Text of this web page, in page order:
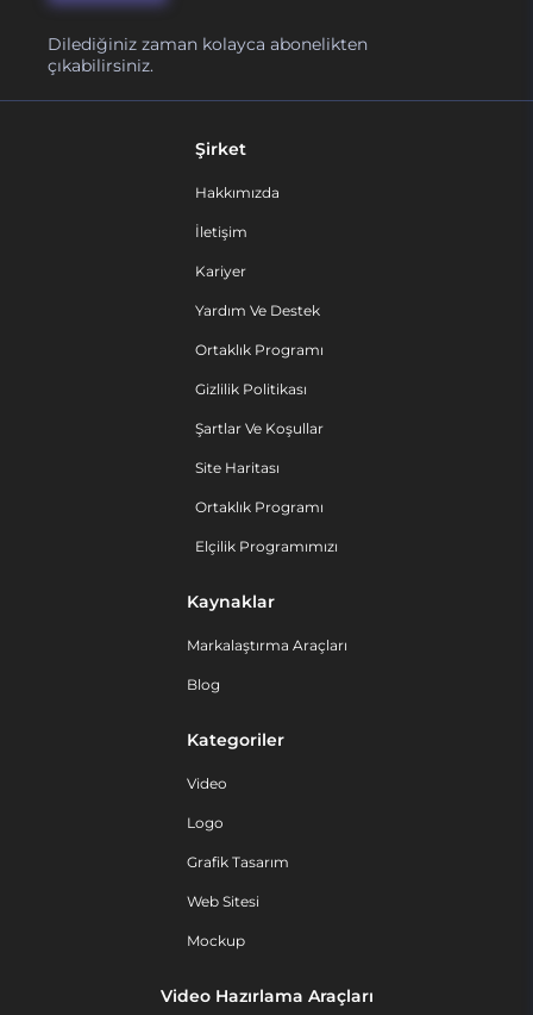
Dilediğiniz zaman kolayca abonelikten
çıkabilirsiniz.
Şirket
Hakkımızda
İletişim
Kariyer
Yardım Ve Destek
Ortaklık Programı
Gizlilik Politikası
Şartlar Ve Koşullar
Site Haritası
Ortaklık Programı
Elçilik Programımızı
Kaynaklar
Markalaştırma Araçları
Blog
Kategoriler
Video
Logo
Grafik Tasarım
Web Sitesi
Mockup
Video Hazırlama Araçları